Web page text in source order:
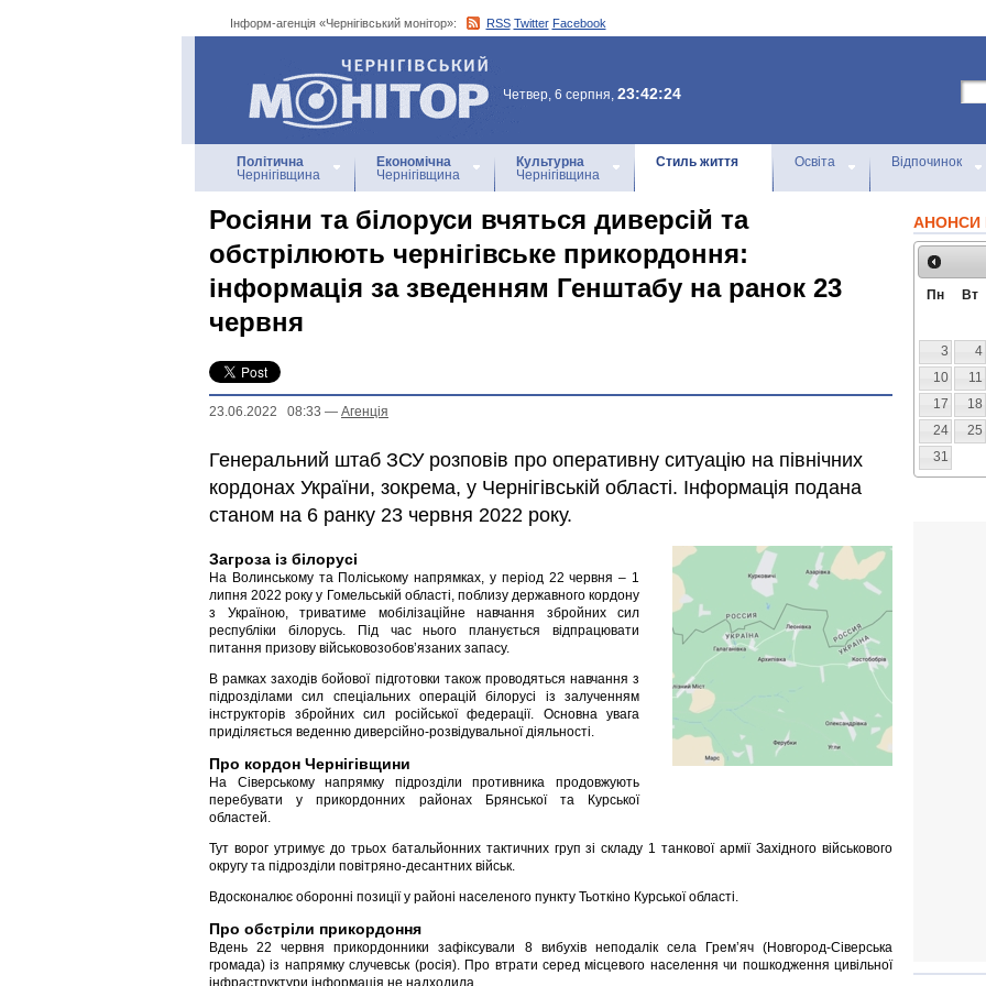
Інформ-агенція «Чернігівський монітор»: RSS Twitter Facebook
Інформ-агенція
«Чернігівський монітор»
Четвер, 6 серпня, 23:42:24
Політична
Чернігівщина
Економічна
Чернігівщина
Культурна
Чернігівщина
Стиль життя Освіта Відпочинок
Росіяни та білоруси вчяться диверсій та
обстрілюють чернігівське прикордоння:
інформація за зведенням Генштабу на ранок 23
червня
23.06.2022 08:33 — Агенцiя
Генеральний штаб ЗСУ розповів про оперативну ситуацію на північних
кордонах України, зокрема, у Чернігівській області. Інформація подана
станом на 6 ранку 23 червня 2022 року.
Загроза із білорусі
На Волинському та Поліському напрямках, у період 22 червня – 1
липня 2022 року у Гомельській області, поблизу державного кордону
з Україною, триватиме мобілізаційне навчання збройних сил
республіки білорусь. Під час нього планується відпрацювати
питання призову військовозобов’язаних запасу.
В рамках заходів бойової підготовки також проводяться навчання з
підрозділами сил спеціальних операцій білорусі із залученням
інструкторів збройних сил російської федерації. Основна увага
приділяється веденню диверсійно-розвідувальної діяльності.
Про кордон Чернігівщини
На Сіверському напрямку підрозділи противника продовжують
перебувати у прикордонних районах Брянської та Курської
областей.
Тут ворог утримує до трьох батальйонних тактичних груп зі складу 1 танкової армії Західного військового
округу та підрозділи повітряно-десантних військ.
Вдосконалює оборонні позиції у районі населеного пункту Тьоткіно Курської області.
Про обстріли прикордоння
Вдень 22 червня прикордонники зафіксували 8 вибухів неподалік села Грем’яч (Новгород-Сіверська
громада) із напрямку случевськ (росія). Про втрати серед місцевого населення чи пошкодження цивільної
інфраструктури інформація не надходила.
АНОНСИ
Пн Вт
3
4
10
11
17
18
24
25
31